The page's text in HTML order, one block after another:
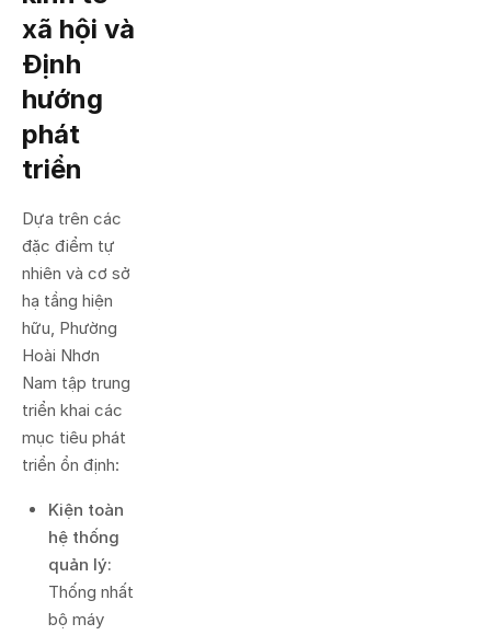
xã hội và
Định
hướng
phát
triển
Dựa trên các
đặc điểm tự
nhiên và cơ sở
hạ tầng hiện
hữu, Phường
Hoài Nhơn
Nam tập trung
triển khai các
mục tiêu phát
triển ổn định:
Kiện toàn
hệ thống
quản lý:
Thống nhất
bộ máy